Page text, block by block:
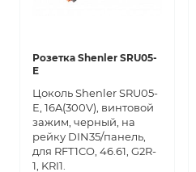
Розетка Shenler SRU05-
E
Цоколь Shenler SRU05-
E, 16A(300V), винтовой
зажим, черный, на
рейку DIN35/панель,
для RFT1CO, 46.61, G2R-
1, KRI1.